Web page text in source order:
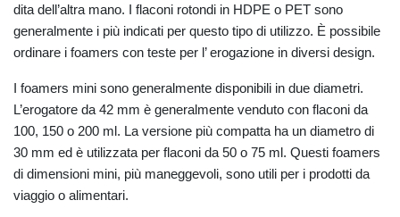
dita dell’altra mano. I flaconi rotondi in HDPE o PET sono
generalmente i più indicati per questo tipo di utilizzo. È possibile
ordinare i foamers con teste per l’ erogazione in diversi design.
I foamers mini sono generalmente disponibili in due diametri.
L’erogatore da 42 mm è generalmente venduto con flaconi da
100, 150 o 200 ml. La versione più compatta ha un diametro di
30 mm ed è utilizzata per flaconi da 50 o 75 ml. Questi foamers
di dimensioni mini, più maneggevoli, sono utili per i prodotti da
viaggio o alimentari.